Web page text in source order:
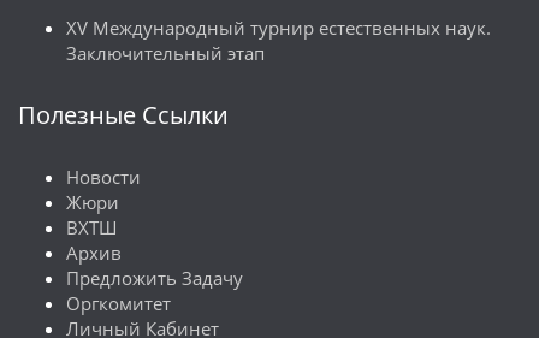
XV Международный турнир естественных наук.
Заключительный этап
Полезные Ссылки
Новости
Жюри
ВХТШ
Архив
Предложить Задачу
Оргкомитет
Личный Кабинет